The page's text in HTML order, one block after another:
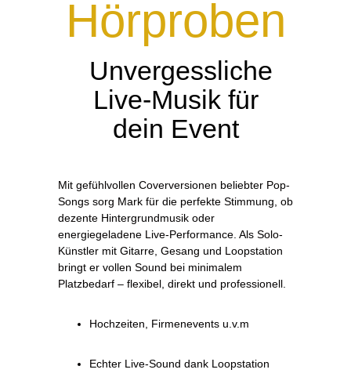
Hörproben
Unvergessliche
Live-Musik für
dein Event
Mit gefühlvollen Coverversionen beliebter Pop-
Songs sorg Mark für die perfekte Stimmung, ob
dezente Hintergrundmusik oder
energiegeladene Live-Performance. Als Solo-
Künstler mit Gitarre, Gesang und Loopstation
bringt er vollen Sound bei minimalem
Platzbedarf – flexibel, direkt und professionell.
Hochzeiten, Firmenevents u.v.m
Echter Live-Sound dank Loopstation